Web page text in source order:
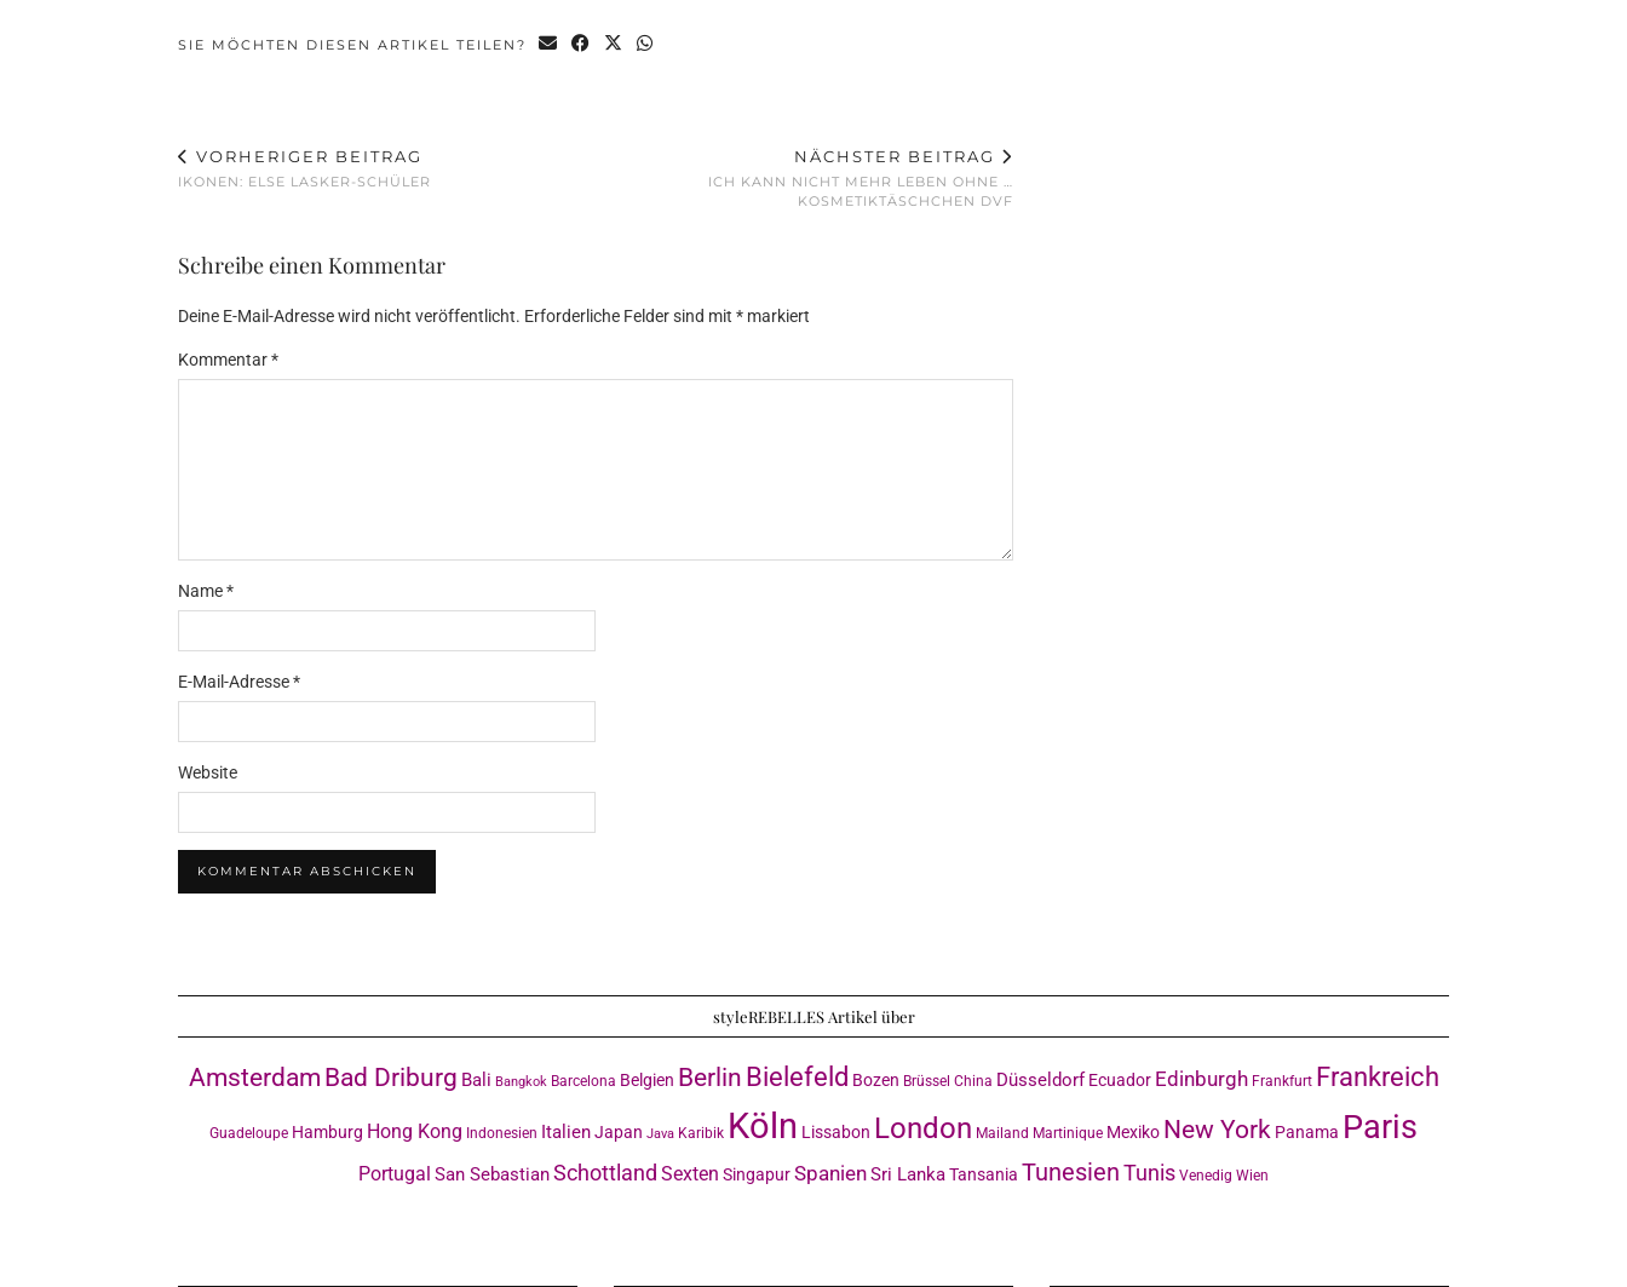
SIE MÖCHTEN DIESEN ARTIKEL TEILEN?
VORHERIGER BEITRAG
IKONEN: ELSE LASKER-SCHÜLER
NÄCHSTER BEITRAG
ICH KANN NICHT MEHR LEBEN OHNE …
KOSMETIKTÄSCHCHEN DVF
Schreibe einen Kommentar
Deine E-Mail-Adresse wird nicht veröffentlicht. Erforderliche Felder sind mit * markiert
Kommentar*
Name*
E-Mail-Adresse*
Website
styleREBELLES Artikel über
Amsterdam Bad Driburg Bali Bangkok Barcelona Belgien Berlin Bielefeld Bozen Brüssel China Düsseldorf Ecuador Edinburgh Frankfurt Frankreich
Guadeloupe Hamburg Hong Kong Indonesien ItalienJapan Java Karibik Köln Lissabon London Mailand Martinique Mexiko New York Panama Paris
Portugal San SebastianSchottland Sexten SingapurSpanienSri LankaTansania TunesienTunis Venedig Wien